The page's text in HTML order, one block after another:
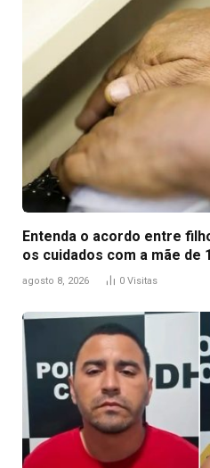
Entenda o acordo entre
os cuidados com a mãe de
agosto 8, 2026 0 Visitas